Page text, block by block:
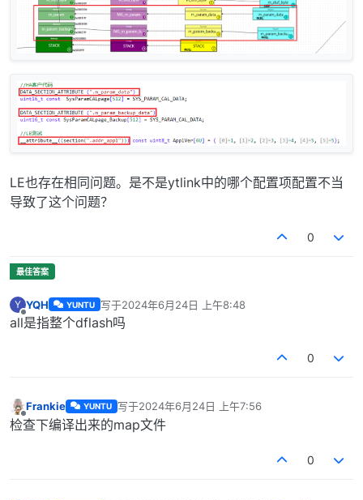
LE也存在相同问题。是不是ytlink中的哪个配置项配置不当
导致了这个问题？
0
Y
离线
YQH YUNTU 写于2024年6月24日 上午8:48
最后由 编辑
all是指整个dflash吗
0
离线
Frankie YUNTU 写于2024年6月24日 上午7:56
最后由 编辑
检查下编译出来的map文件
0